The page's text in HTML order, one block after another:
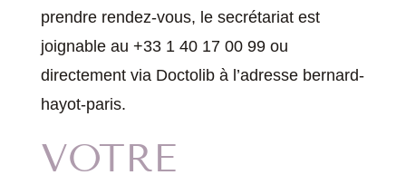
prendre rendez-vous, le secrétariat est
joignable au +33 1 40 17 00 99 ou
directement via Doctolib à l’adresse bernard-
hayot-paris.
VOTRE